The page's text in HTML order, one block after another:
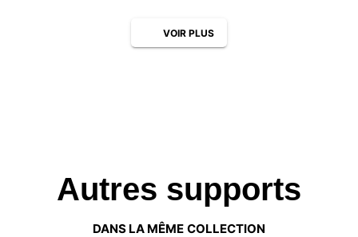
VOIR PLUS
Autres supports
DANS LA MÊME COLLECTION